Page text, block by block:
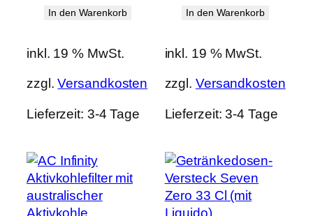
In den Warenkorb
inkl. 19 % MwSt.
zzgl.Versandkosten
Lieferzeit: 3-4 Tage
In den Warenkorb
inkl. 19 % MwSt.
zzgl. Versandkosten
Lieferzeit:3-4 Tage